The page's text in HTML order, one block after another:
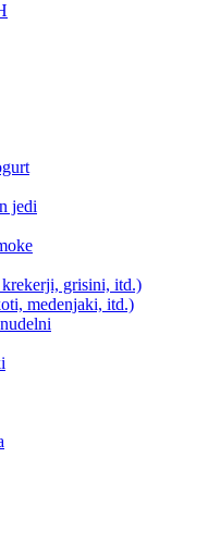
jedi
grisini, itd.)
medenjaki, itd.)